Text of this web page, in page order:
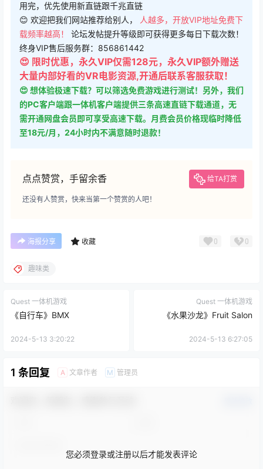
用完，优先使用新直链跟千兆直链
😊 欢迎把我们网站推荐给别人，
人越多，开放VIP地址免费下
载频率越高！ 论坛发帖提升等级即可获得更多每日下载次数！
终身VIP售后服务群：856861442
😍 限时优惠，永久VIP仅需128元，永久VIP额外赠送
大量内部好看的VR电影资源,开通后联系客服获取！
😍 想体验极速下载？可以筛选免费游戏进行测试！另外，我们
的PC客户端跟一体机客户端提供三条高速直链下载通道，无
需开通网盘会员即可享受高速下载。月费会员价格现临时降低
至18元/月，24小时内不满意随时退款！
点点赞赏，手留余香 给TA打赏
还没有人赞赏，快来当第一个赞赏的人吧！
海报分享 收藏 0 0
趣味类
Quest 一体机游戏
《自行车》BMX
2024-5-13 3:20:22
Quest 一体机游戏
《水果沙龙》Fruit Salon
2024-5-13 6:27:05
1 条回复 A 文章作者 M 管理员
您必须登录或注册以后才能发表评论